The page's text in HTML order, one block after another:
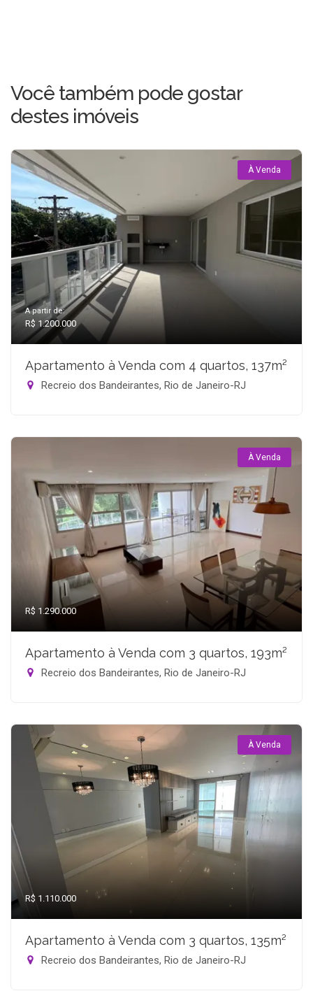
Você também pode gostar
destes imóveis
À Venda
A partir de:
R$ 1.200.000
Apartamento à Venda com 4 quartos, 137m²
Recreio dos Bandeirantes, Rio de Janeiro-RJ
À Venda
R$ 1.290.000
Apartamento à Venda com 3 quartos, 193m²
Recreio dos Bandeirantes, Rio de Janeiro-RJ
À Venda
R$ 1.110.000
Apartamento à Venda com 3 quartos, 135m²
Recreio dos Bandeirantes, Rio de Janeiro-RJ